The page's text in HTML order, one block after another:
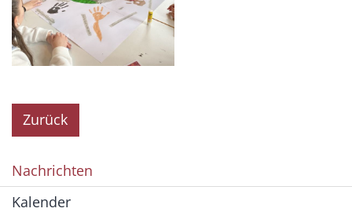
Zurück
Nachrichten
Kalender